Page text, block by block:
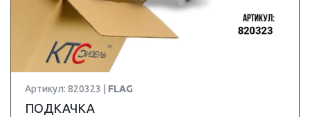
Артикул: 820323 | FLAG
ПОДКАЧКА